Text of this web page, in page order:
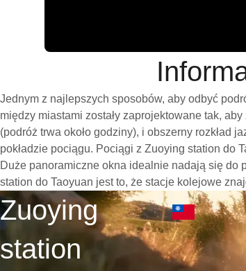
Jednym z najlepszych sposobów, aby odbyć
między miastami zostały zaprojektowane tak,
(podróż trwa około godziny), i obszerny rozkład
pokładzie pociągu. Pociągi z Zuoying station do
Duże panoramiczne okna idealnie nadają się do
station do Taoyuan jest to, że stacje kolejowe
Zuoying
station